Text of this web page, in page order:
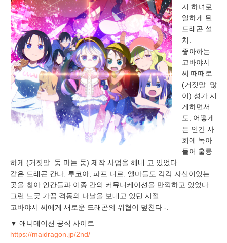
지 하녀로
일하게 된
드래곤 설
치.
좋아하는
고바야시
씨 때때로
(거짓말. 많
이) 성가 시
게하면서
도, 어떻게
든 인간 사
회에 녹아
들어 훌륭
하게 (거짓말. 둥 마는 둥) 제작 사업을 해내 고 있었다.
같은 드래곤 칸나, 루코아, 파프 니르, 엘마들도 각각 자신이있는
곳을 찾아 인간들과 이종 간의 커뮤니케이션을 만끽하고 있었다.
그런 느긋 가끔 격동의 나날을 보내고 있던 시절.
고바야시 씨에게 새로운 드래곤의 위협이 덮친다 -.
▼ 애니메이션 공식 사이트
https://maidragon.jp/2nd/